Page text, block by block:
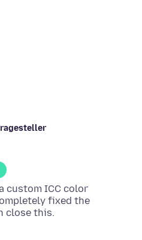
custom ICC color
fixed the